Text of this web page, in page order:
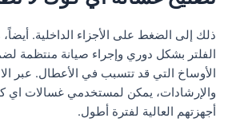
ذلك إلى الضغط على الأجزاء الداخلية.
الفلتر بشكل دوري وإجراء صيانة منتظمة
الأوساخ التي قد تتسبب في الأعطال. عبر
والإرشادات، يمكن لمستخدمي غسالات اي
أجهزتهم العالية لفترة أطول.